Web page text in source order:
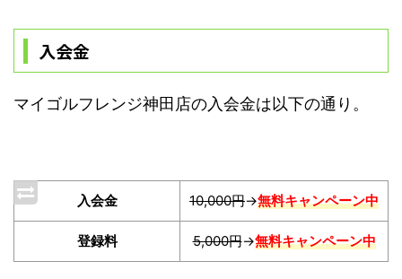
入会金
マイゴルフレンジ神田店の入会金は以下の通り。
入会金 10,000円→無料キャンペーン中
登録料 5,000円→無料キャンペーン中